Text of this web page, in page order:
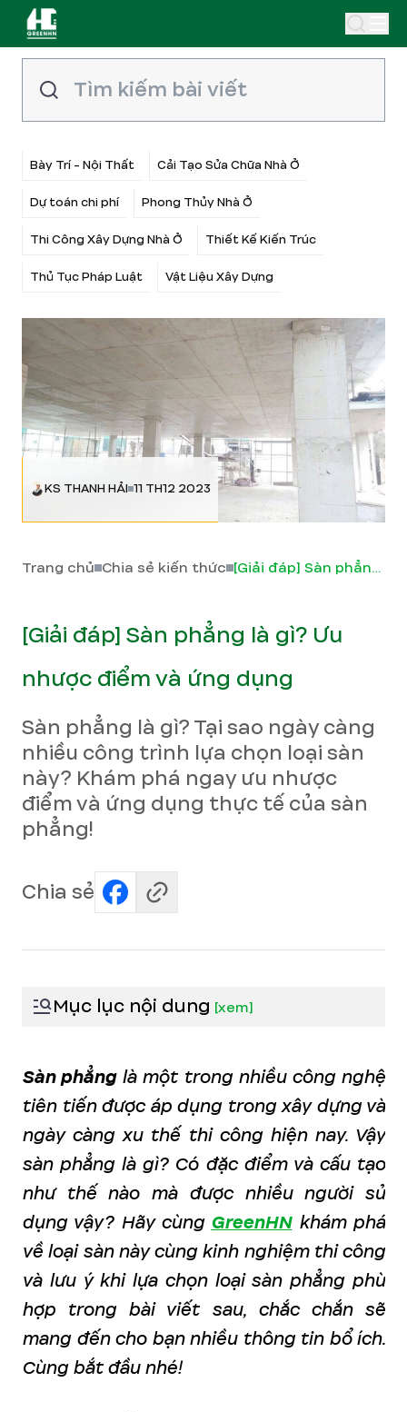
Bày Trí - Nội Thất Cải Tạo Sửa Chữa Nhà Ở
Dự toán chi phí Phong Thủy Nhà Ở
Thi Công Xây Dựng Nhà Ở Thiết Kế Kiến Trúc
Thủ Tục Pháp Luật Vật Liệu Xây Dựng
KS THANH HẢI 11 TH12 2023
Trang chủ Chia sẻ kiến thức [Giải đáp] Sàn phẳng là gì? Ưu nhược điểm và ứng dụng
[Giải đáp] Sàn phẳng là gì? Ưu
nhược điểm và ứng dụng
Sàn phẳng là gì? Tại sao ngày càng
nhiều công trình lựa chọn loại sàn
này? Khám phá ngay ưu nhược
điểm và ứng dụng thực tế của sàn
phẳng!
Chia sẻ
Mục lục nội dung [xem]
Sàn phẳnglà một trong nhiều công nghệ
tiên tiến được áp dụng trong xây dựng và
ngày càng xu thế thi công hiện nay. Vậy
sàn phẳng là gì? Có đặc điểm và cấu tạo
như thế nào mà được nhiều người sử
dụng vậy? Hãy cùng GreenHNkhám phá
về loại sàn này cùng kinh nghiệm thi công
và lưu ý khi lựa chọn loại sàn phẳng phù
hợp trong bài viết sau, chắc chắn sẽ
mang đến cho bạn nhiều thông tin bổ ích.
Cùng bắt đầu nhé!